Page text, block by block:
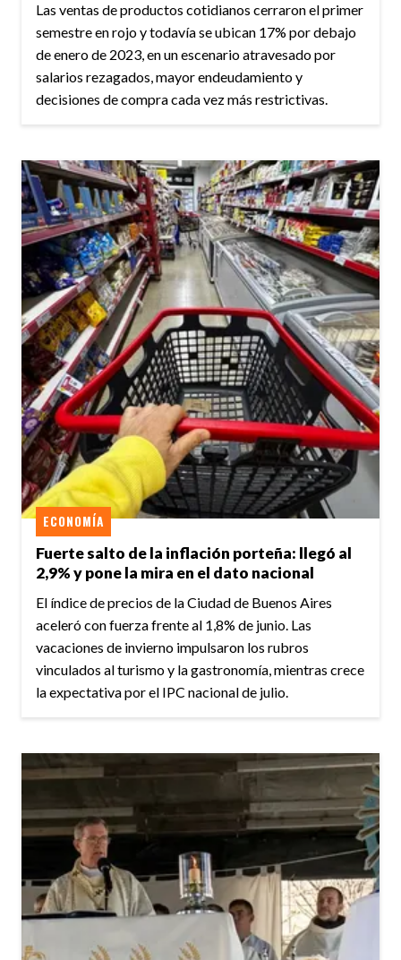
Las ventas de productos cotidianos cerraron el primer
semestre en rojo y todavía se ubican 17% por debajo
de enero de 2023, en un escenario atravesado por
salarios rezagados, mayor endeudamiento y
decisiones de compra cada vez más restrictivas.
Fuerte salto de la inflación porteña: llegó al
2,9% y pone la mira en el dato nacional
ECONOMÍA
El índice de precios de la Ciudad de Buenos Aires
aceleró con fuerza frente al 1,8% de junio. Las
vacaciones de invierno impulsaron los rubros
vinculados al turismo y la gastronomía, mientras crece
la expectativa por el IPC nacional de julio.